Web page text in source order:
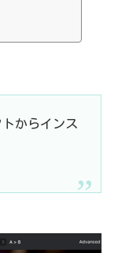
からインス